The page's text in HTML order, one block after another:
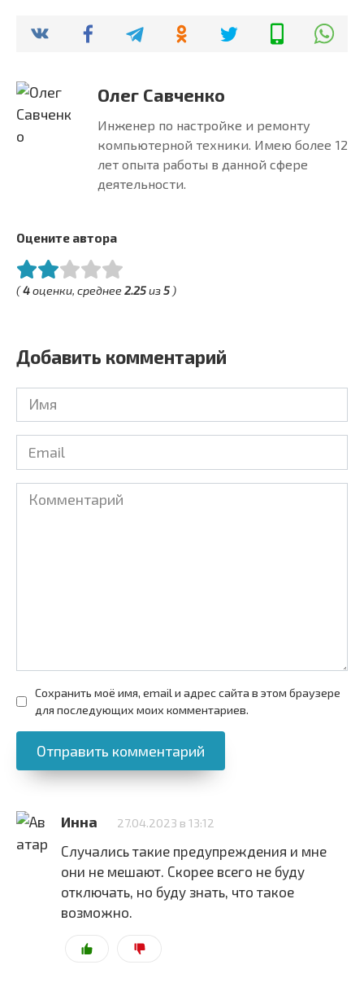
Олег Савченко
Инженер по настройке и ремонту
компьютерной техники. Имею более 12
лет опыта работы в данной сфере
деятельности.
Оцените автора
(4оценки, среднее2.25из5 )
Добавить комментарий
Имя
*
Email
*
Комментарий
Сохранить моё имя, email и адрес сайта в этом браузере
для последующих моих комментариев.
Инна 27.04.2023 в 13:12
Случались такие предупреждения и мне
они не мешают. Скорее всего не буду
отключать, но буду знать, что такое
возможно.